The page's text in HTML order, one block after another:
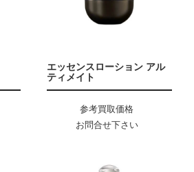
エッセンスローション アル
ティメイト
参考買取価格
お問合せ下さい